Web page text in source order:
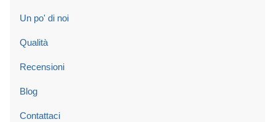
Un po' di noi
Qualità
Recensioni
Blog
Contattaci